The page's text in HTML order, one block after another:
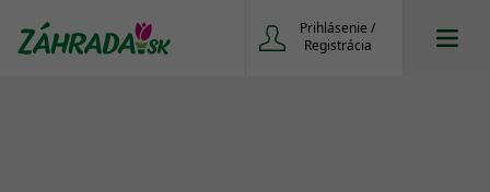
Prihlásenie /
Registrácia